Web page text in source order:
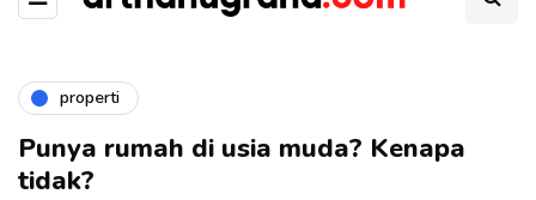
properti
Punya rumah di usia muda? Kenapa
tidak?